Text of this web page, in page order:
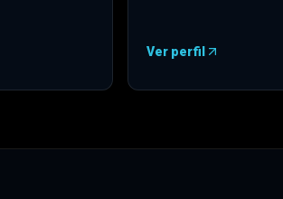
Ver perfil
—HomeAdvisor